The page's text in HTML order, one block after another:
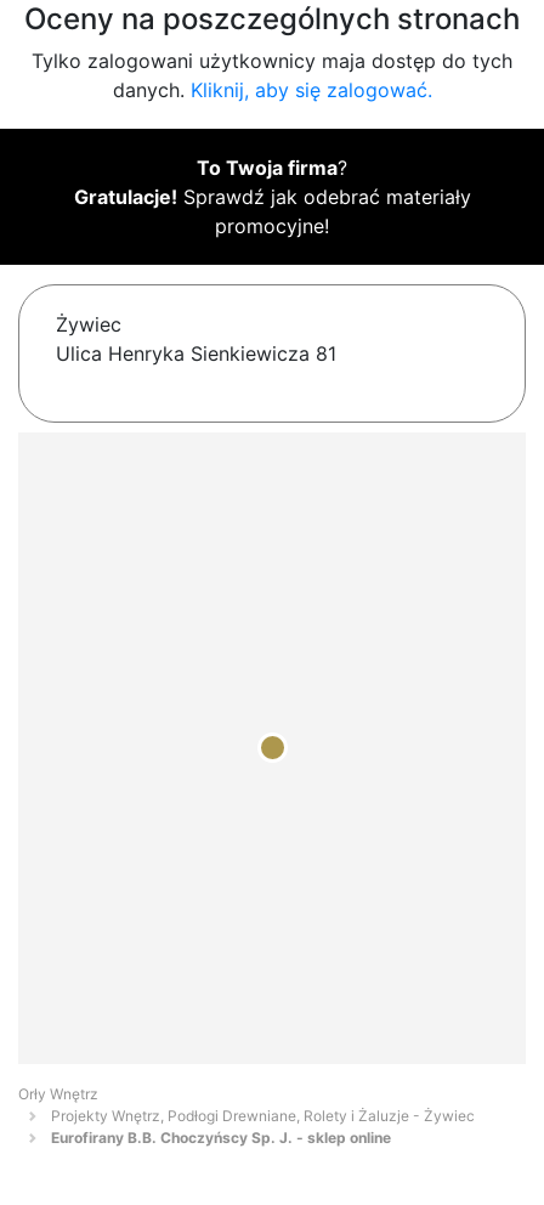
Oceny na poszczególnych stronach
Tylko zalogowani użytkownicy maja dostęp do tych
danych. Kliknij, aby się zalogować.
To Twoja firma?
Gratulacje! Sprawdź jak odebrać materiały
promocyjne!
Żywiec
Ulica Henryka Sienkiewicza 81
Orły Wnętrz
Projekty Wnętrz, Podłogi Drewniane, Rolety i Żaluzje - Żywiec
Eurofirany B.B. Choczyńscy Sp. J. - sklep online